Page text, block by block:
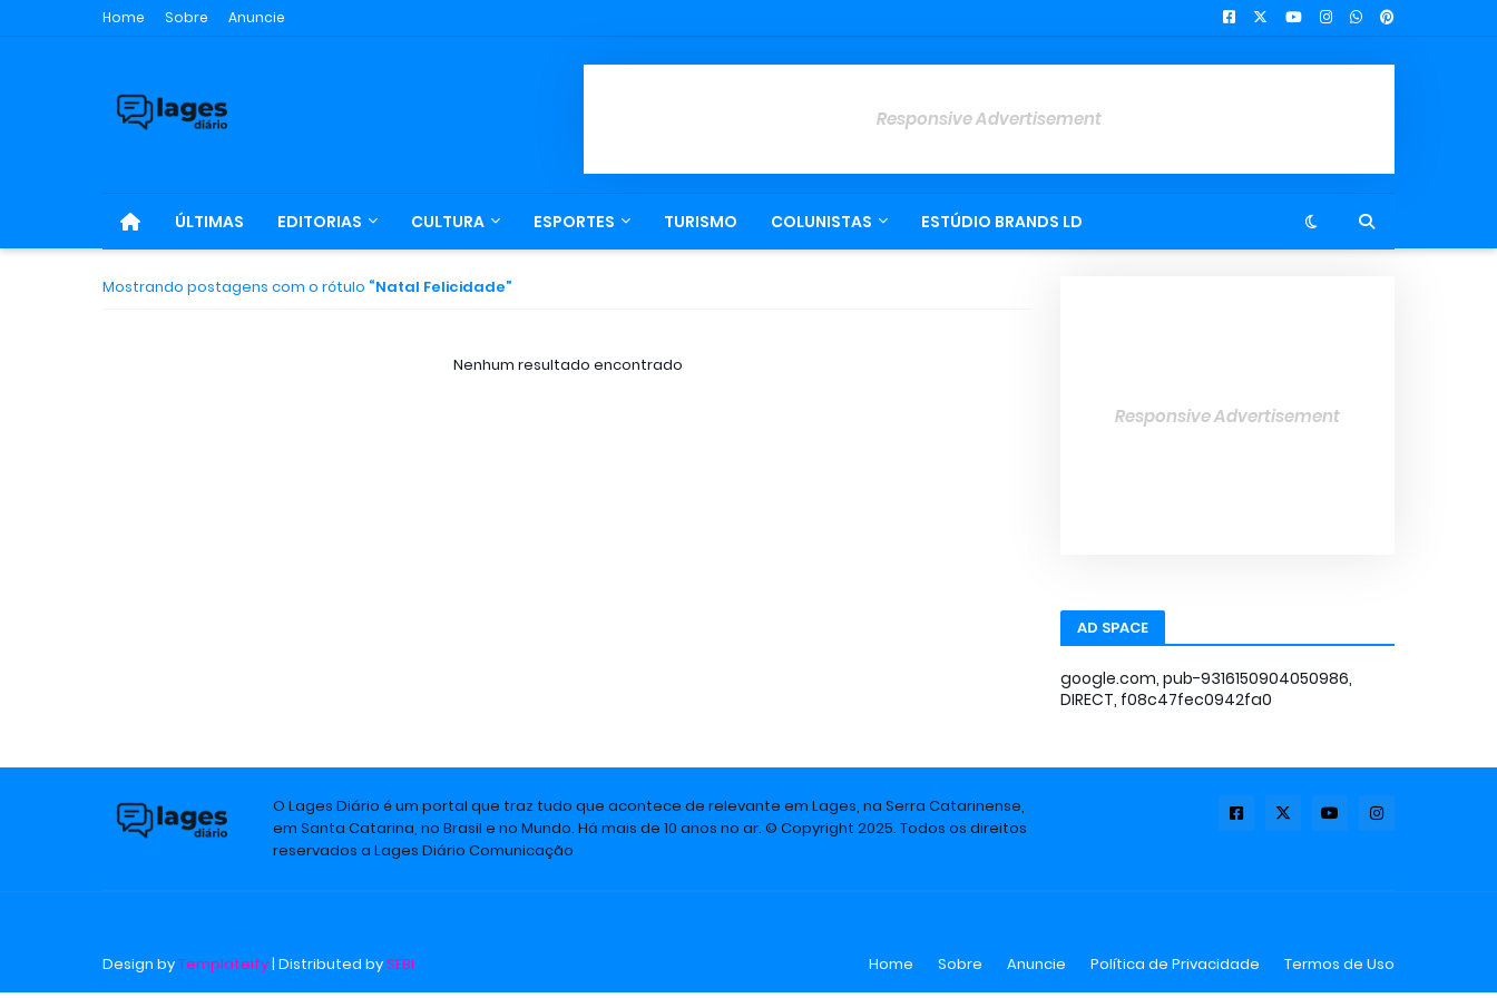
Home Sobre Anuncie
Responsive Advertisement
ÚLTIMAS EDITORIAS CULTURA ESPORTES TURISMO COLUNISTAS ESTÚDIO BRANDS LD
Mostrando postagens com o rótulo Natal Felicidade
Nenhum resultado encontrado
Responsive Advertisement
AD SPACE
google.com, pub-9316150904050986,
DIRECT, f08c47fec0942fa0
O Lages Diário é um portal que traz tudo que acontece de relevante em Lages, na Serra Catarinense,
em Santa Catarina, no Brasil e no Mundo. Há mais de 10 anos no ar. © Copyright 2025. Todos os direitos
reservados a Lages Diário Comunicação
Design byTemplateify| Distributed bySEBI Home Sobre Anuncie Política de Privacidade Termos de Uso